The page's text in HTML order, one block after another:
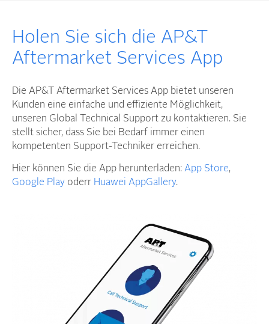
Holen Sie sich die AP&T
Aftermarket Services App
Die AP&T Aftermarket Services App bietet unseren
Kunden eine einfache und effiziente Möglichkeit,
unseren Global Technical Support zu kontaktieren. Sie
stellt sicher, dass Sie bei Bedarf immer einen
kompetenten Support-Techniker erreichen.
Hier können Sie die App herunterladen: App Store,
Google Play oderr Huawei AppGallery.